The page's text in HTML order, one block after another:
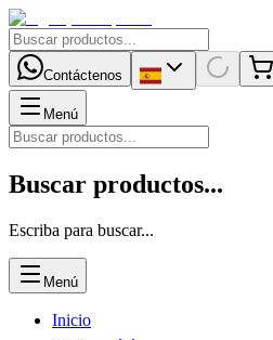
Contáctenos
Menú
Buscar productos...
Escriba para buscar...
Menú
Inicio